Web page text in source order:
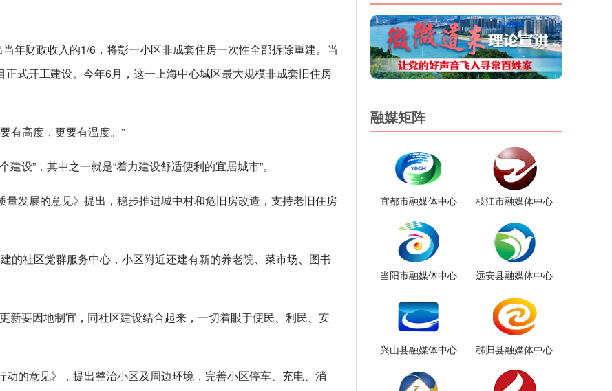
年财政收入的1/6，将彭一小区非成套住房一次性全部拆除重建。当
式开工建设。今年6月，这一上海中心城区最大规模非成套旧住房
有高度，更要有温度。”
设”，其中之一就是“着力建设舒适便利的宜居城市”。
发展的意见》提出，稳步推进城中村和危旧房改造，支持老旧住房
的社区党群服务中心，小区附近还建有新的养老院、菜市场、图书
新要因地制宜，同社区建设结合起来，一切着眼于便民、利民、安
的意见》，提出整治小区及周边环境，完善小区停车、充电、消
融媒矩阵
宜都市融媒体中心 枝江市融媒体中心
当阳市融媒体中心 远安县融媒体中心
兴山县融媒体中心 秭归县融媒体中心